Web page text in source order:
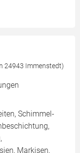
24943 Immenstedt)
Schimmel-
Markisen,